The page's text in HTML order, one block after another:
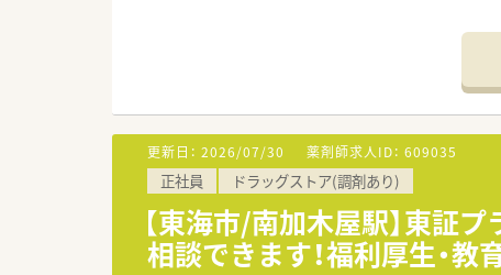
■職種や職域に合わせ、豊富な
■薬剤師が中心の会社だからこ
■店舗拡大に伴い、エリアマネ
■在宅や教育等の専門性を活か
■その他にも、管理部門や商品部
■在宅実施店舗は年々増加してお
■育児休暇は3歳まで取得が可能
■年間休日が120日とワークライ
■日用品から常備薬まで、従業
更新日： 2026/07/30 薬剤師求人ID： 609035
正社員 ドラッグストア(調剤あり)
【東海市/南加木屋駅】東証
相談できます！福利厚生・